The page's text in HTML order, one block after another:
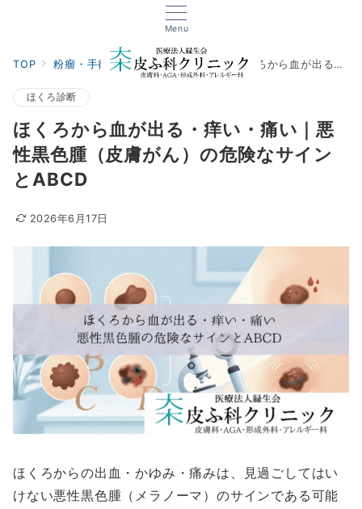
Menu
TOP 粉瘤・手術・外傷 ほくろ診断 ほくろから血が出る・痒い・痛い｜悪性黒色腫（皮膚がん）の危険なサインとABCD
ほくろ診断
ほくろから血が出る・痒い・痛い｜悪
性黒色腫（皮膚がん）の危険なサイン
とABCD
2026年6月17日
ほくろからの出血・かゆみ・痛みは、見過ごしてはい
けない悪性黒色腫（メラノーマ）のサインである可能